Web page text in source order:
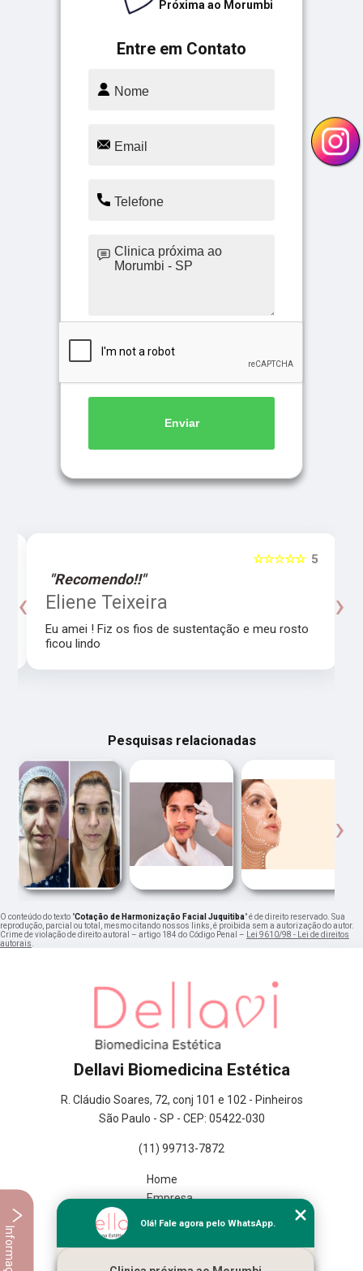
Entre em Contato
Próxima ao Morumbi
Enviar
5
☆☆☆☆☆
"Recomendo!!"
Eliene Teixeira
Eu amei ! Fiz os fios de sustentação e meu rosto
ficou lindo
‹ ›
Pesquisas relacionadas
‹ ›
O conteúdo do texto "Cotação de Harmonização Facial Juquitiba" é de direito reservado. Sua
reprodução, parcial ou total, mesmo citando nossos links, é proibida sem a autorização do autor.
Crime de violação de direito autoral – artigo 184 do Código Penal –
Lei 9610/98 - Lei de direitos
autorais
Dellavi Biomedicina Estética
R. Cláudio Soares, 72, conj 101 e 102 - Pinheiros
São Paulo - SP - CEP: 05422-030
(11) 99713-7872
Home
Empresa
Olá! Fale agora pelo WhatsApp.
Informações